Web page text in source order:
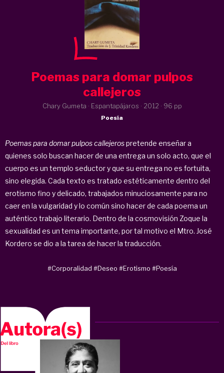
Poemas para domar pulpos
callejeros
Chary Gumeta · Espantapájaros · 2012 · 96 pp
Poesía
Poemas para domar pulpos callejerospretende enseñar a
quienes solo buscan hacer de una entrega un solo acto, que el
cuerpo es un templo seductor y que su entrega no es fortuita,
sino elegida. Cada texto es tratado estéticamente dentro del
erotismo fino y delicado, trabajados minuciosamente para no
caer en la vulgaridad y lo común sino hacer de cada poema un
auténtico trabajo literario. Dentro de la cosmovisión Zoque la
sexualidad es un tema importante, por tal motivo el Mtro. José
Kordero se dio a la tarea de hacer la traducción.
#Corporalidad #Deseo #Erotismo #Poesía